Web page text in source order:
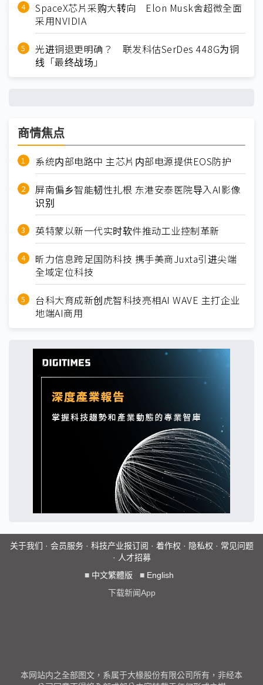
SpaceX芯片采购大转向 Elon Musk舍超微全面
采用NVIDIA
光进铜退更明确？ 联发科估SerDes 448G为铜
线「最终战场」
商情焦点
系统内部电路中 主芯片内部电源提供EOS防护
屏南偏乡智能韧性扎根 东港安泰医院导入AI影像
识别
英特蒙以新一代实时软件推动工业控制革新
昕力信息跨足国防科技 携手美商Juxta引进尖端
全域定位科技
台科大育成新创虎智科技亮相AI WAVE 主打企业
地端AI商用
关于我们 · 会员服务· 科技产业报订阅 · 着作权 · 隐私权 · 常见问题
· 人才招募
■ 中文繁體版 ■ English
下载新闻App
本网站内之全部图文，系属于大椽股份有限公司所有，非经本